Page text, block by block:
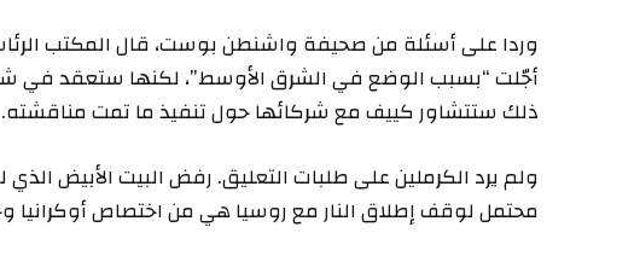
وردا على أسئلة من صحيفة واشنطن بوست، قال المكتب
ذلك ستتشاور كييف مع شركائها حول تنفيذ ما تمت مناقشته.
ولم يرد الكرملين على طلبات التعليق. رفض البيت الأبيض
محتمل لوقف إطلاق النار مع روسيا هي من اختصاص أوكرانيا